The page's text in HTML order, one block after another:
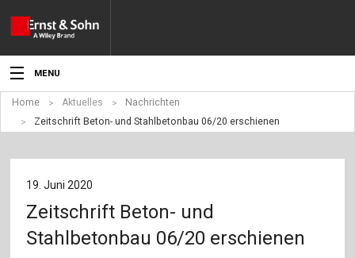
MENU
Aktuelles
Angebote
Fachgebiete
Home Aktuelles
Nachrichten
Zeitschrift Beton- und Stahlbetonbau 06/20 erschienen
19. Juni 2020
Zeitschrift Beton- und
Stahlbetonbau 06/20 erschienen